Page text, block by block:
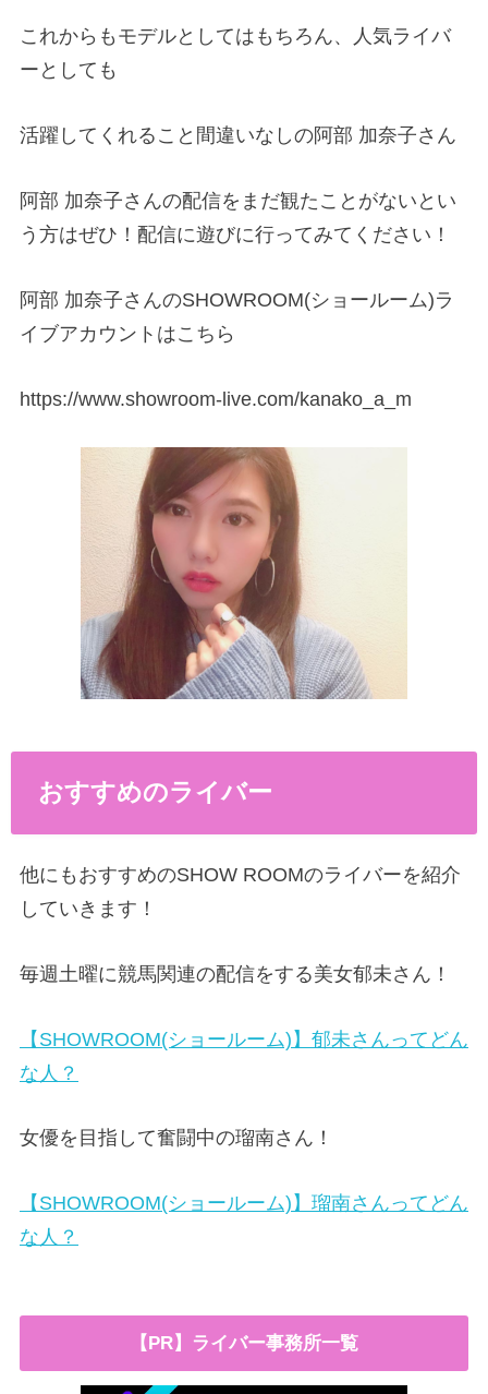
これからもモデルとしてはもちろん、人気ライバ
ーとしても
活躍してくれること間違いなしの阿部 加奈子さん
阿部 加奈子さんの配信をまだ観たことがないとい
う方はぜひ！配信に遊びに行ってみてください！
阿部 加奈子さんのSHOWROOM(ショールーム)ラ
イブアカウントはこちら
https://www.showroom-live.com/kanako_a_m
おすすめのライバー
他にもおすすめのSHOW ROOMのライバーを紹介
していきます！
毎週土曜に競馬関連の配信をする美女郁未さん！
【SHOWROOM(ショールーム)】郁未さんってどん
な人？
女優を目指して奮闘中の瑠南さん！
【SHOWROOM(ショールーム)】瑠南さんってどん
な人？
【PR】ライバー事務所一覧